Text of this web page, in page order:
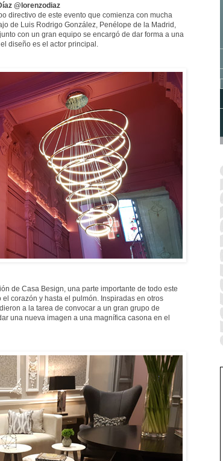
@lorenzodiaz
directivo de este evento que comienza con mucha
de Luis Rodrigo González, Penélope de la Madrid,
con un gran equipo se encargó de dar forma a una
diseño es el actor principal.
de Casa Besign, una parte importante de todo este
corazón y hasta el pulmón. Inspiradas en otros
a la tarea de convocar a un gran grupo de
una nueva imagen a una magnífica casona en el